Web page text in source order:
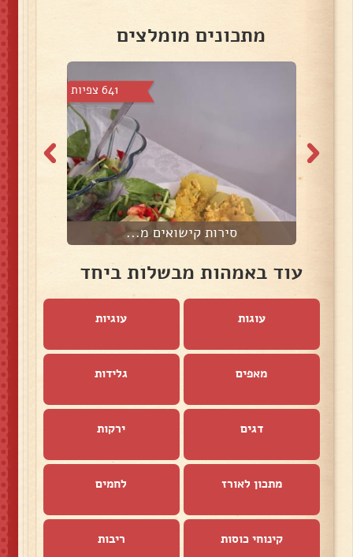
מתכונים מומלצים
641 צפיות
סירות קישואים מ...
עוד באמהות מבשלות ביחד
עוגות עוגיות
מאפים גלידות
דגים ירקות
מתכון לאורז לחמים
קינוחי כוסות ריבות